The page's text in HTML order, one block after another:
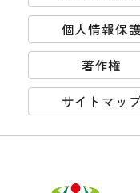
個人情報保護
著作権
サイトマッ